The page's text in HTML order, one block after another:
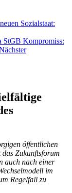
Sozialstaat:
StGB Kompromiss:
öffentlichen
Zukunftsforum
auch nach einer
im
Regelfall zu